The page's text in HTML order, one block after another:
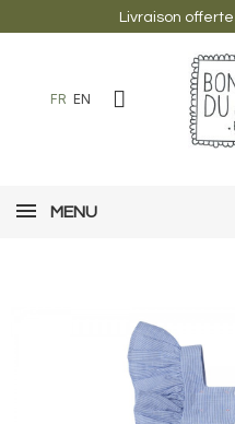
Livraison
FR EN
MENU